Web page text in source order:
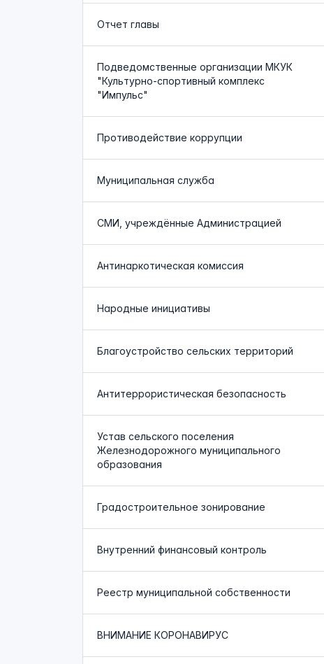
Отчет главы
Подведомственные организации МКУК
"Культурно-спортивный комплекс
"Импульс"
Противодействие коррупции
Муниципальная служба
СМИ, учреждённые Администрацией
Антинаркотическая комиссия
Народные инициативы
Благоустройство сельских территорий
Антитеррористическая безопасность
Устав сельского поселения
Железнодорожного муниципального
образования
Градостроительное зонирование
Внутренний финансовый контроль
Реестр муниципальной собственности
ВНИМАНИЕ КОРОНАВИРУС